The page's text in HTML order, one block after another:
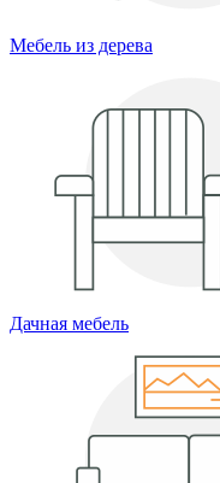
Мебель из дерева
Дачная мебель